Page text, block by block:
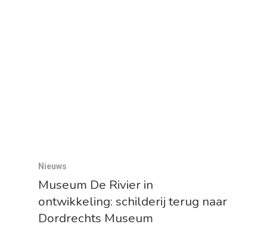
Nieuws
Museum De Rivier in
ontwikkeling: schilderij terug naar
Dordrechts Museum